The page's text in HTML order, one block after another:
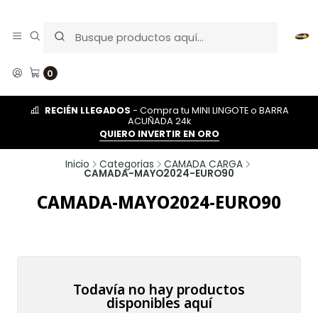
0
RECIÉN LLEGADOS - Compra tu MINI LINGOTE o BARRA
ACUÑADA 24k
QUIERO INVERTIR EN ORO
Inicio Categorias CAMADA CARGA
CAMADA-MAYO2024-EURO90
CAMADA-MAYO2024-EURO90
Todavía no hay productos
disponibles aquí